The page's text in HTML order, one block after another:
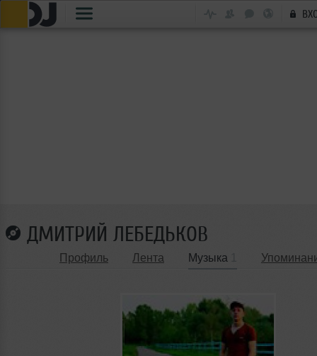
ДМИТРИЙ ЛЕБЕДЬКОВ
Профиль Лента Музыка